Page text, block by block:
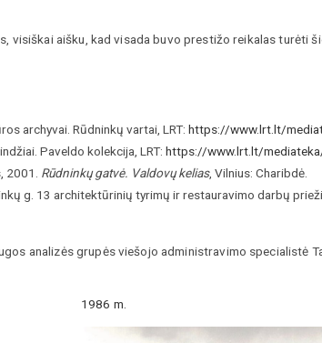
visiškai aišku, kad visada buvo prestižo reikalas turėti
archyvai. Rūdninkų vartai, LRT: https://www.lrt.lt/
Paveldo kolekcija, LRT: https://www.lrt.lt/
2001. Rūdninkų gatvė. Valdovų kelias, Vilnius: Charibdė.
g. 13 architektūrinių tyrimų ir restauravimo darbų
analizės grupės viešojo administravimo specialistė
1986 m.